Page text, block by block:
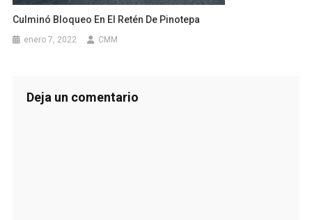
Culminó Bloqueo En El Retén De Pinotepa
enero 7, 2022 CMM
Deja un comentario